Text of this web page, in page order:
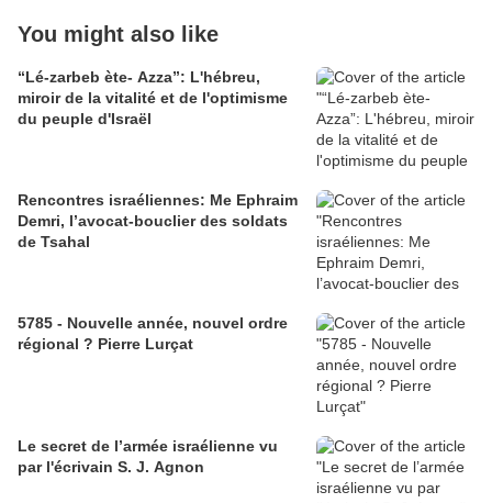
You might also like
“Lé-zarbeb ète- Azza”: L'hébreu,
miroir de la vitalité et de l'optimisme
du peuple d'Israël
Rencontres israéliennes: Me Ephraim
Demri, l’avocat-bouclier des soldats
de Tsahal
5785 - Nouvelle année, nouvel ordre
régional ? Pierre Lurçat
Le secret de l’armée israélienne vu
par l'écrivain S. J. Agnon